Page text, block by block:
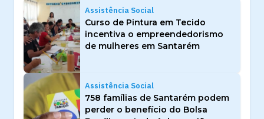
Assistência Social
Curso de Pintura em Tecido
incentiva o empreendedorismo
de mulheres em Santarém
Assistência Social
758 famílias de Santarém podem
perder o benefício do Bolsa